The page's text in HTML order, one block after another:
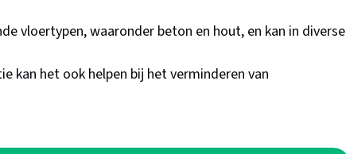
vloertypen, waaronder beton en hout, en kan in diverse
kan het ook helpen bij het verminderen van